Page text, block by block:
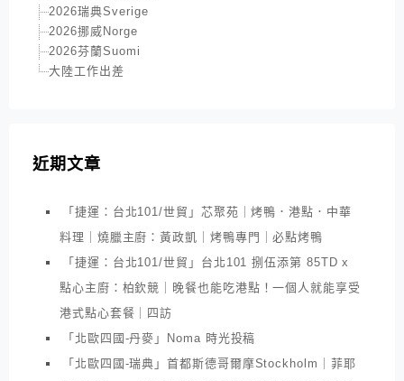
2026瑞典Sverige
2026挪威Norge
2026芬蘭Suomi
大陸工作出差
近期文章
「捷運：台北101/世貿」芯聚苑｜烤鴨．港點．中華
料理｜燒臘主廚：黃政凱｜烤鴨專門｜必點烤鴨
「捷運：台北101/世貿」台北101 捌伍添第 85TD x
點心主廚：柏欽競｜晚餐也能吃港點！一個人就能享受
港式點心套餐｜四訪
「北歐四國-丹麥」Noma 時光投稿
「北歐四國-瑞典」首都斯德哥爾摩Stockholm｜菲耶